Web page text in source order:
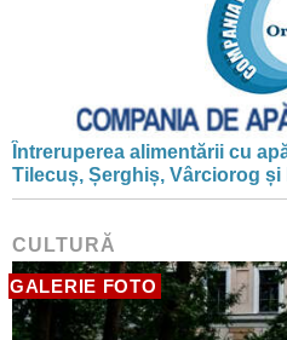
Întreruperea alimentării cu
Tilecuș, Șerghiș, Vârciorog și
CULTURĂ
GALERIE FOTO